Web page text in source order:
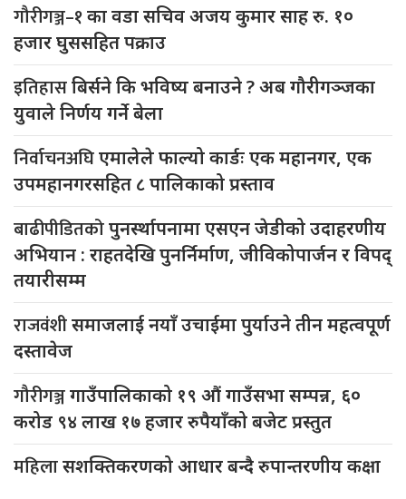
गौरीगञ्ज–१का वडा सचिव अजय कुमार साह रु. १०
हजार घुससहित पक्राउ
इतिहासबिर्सने कि भविष्य बनाउने ? अब गौरीगञ्जका
युवाले निर्णय गर्ने बेला
निर्वाचनअघिएमालेले फाल्यो कार्डः एक महानगर, एक
उपमहानगरसहित ८ पालिकाको प्रस्ताव
बाढीपीडितकोपुनर्स्थापनामा एसएन जेडीको उदाहरणीय
अभियान : राहतदेखि पुनर्निर्माण, जीविकोपार्जन र विपद्
तयारीसम्म
राजवंशीसमाजलाई नयाँ उचाईमा पुर्याउने तीन महत्वपूर्ण
दस्तावेज
गौरीगञ्जगाउँपालिकाको १९ औं गाउँसभा सम्पन्न, ६०
करोड ९४ लाख १७ हजार रुपैयाँको बजेट प्रस्तुत
महिलासशक्तिकरणको आधार बन्दै रुपान्तरणीय कक्षा